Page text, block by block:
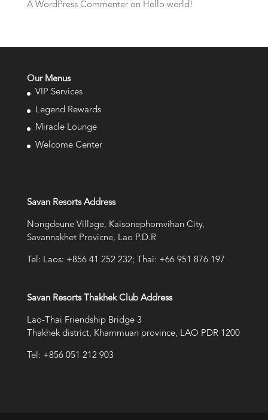
A WordPress Commenteron Hello world!
Our Menus
VIP Services
Legend Rewards
Miracle Lounge
Welcome Center
Savan Resorts Address
Nongdeune Village, Kaisonephomvihan City,
Savannakhet Provicne, Lao P.D.R
Tel: Laos: +856 41 252 232; Thai: +66 951 876 197
Savan Resorts Thakhek Club Address
Lao-Thai Friendship Bridge 3
Thakhek district, Khammuan province, LAO PDR 1200
Tel: +856 051 212 903